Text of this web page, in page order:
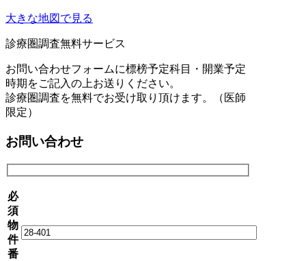
大きな地図で見る
診療圏調査無料サービス
お問い合わせフォームに標榜予定科目・開業予定
時期をご記入の上お送りください。
診療圏調査を無料でお受け取り頂けます。（医師
限定）
お問い合わせ
必
須
物
件
番